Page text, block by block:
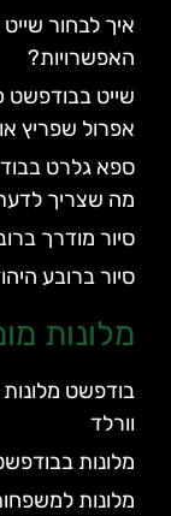
איך לבחור
האפשרויות?
שייט בבודפשט
אפרול שפריץ או
מה שצריך
סיור מודרך
סיור ברובע
מלונות
בודפשט
וורלד
מלונות
מלונות